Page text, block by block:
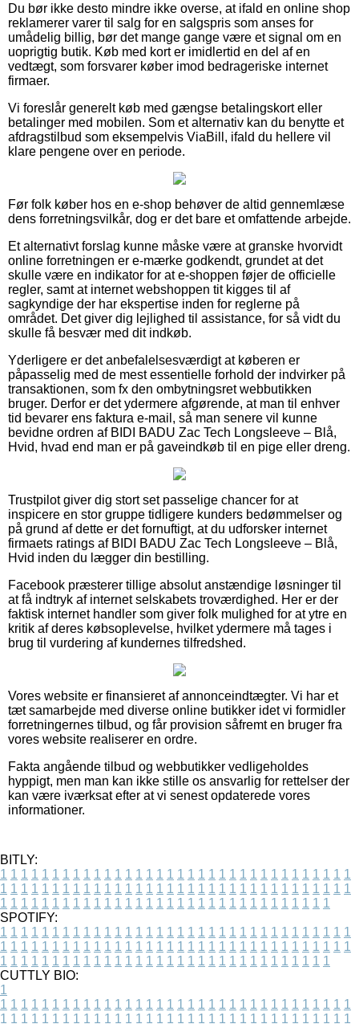
Du bør ikke desto mindre ikke overse, at ifald en online shop
reklamerer varer til salg for en salgspris som anses for
umådelig billig, bør det mange gange være et signal om en
uoprigtig butik. Køb med kort er imidlertid en del af en
vedtægt, som forsvarer køber imod bedrageriske internet
firmaer.
Vi foreslår generelt køb med gængse betalingskort eller
betalinger med mobilen. Som et alternativ kan du benytte et
afdragstilbud som eksempelvis ViaBill, ifald du hellere vil
klare pengene over en periode.
Før folk køber hos en e-shop behøver de altid gennemlæse
dens forretningsvilkår, dog er det bare et omfattende arbejde.
Et alternativt forslag kunne måske være at granske hvorvidt
online forretningen er e-mærke godkendt, grundet at det
skulle være en indikator for at e-shoppen føjer de officielle
regler, samt at internet webshoppen tit kigges til af
sagkyndige der har ekspertise inden for reglerne på
området. Det giver dig lejlighed til assistance, for så vidt du
skulle få besvær med dit indkøb.
Yderligere er det anbefalelsesværdigt at køberen er
påpasselig med de mest essentielle forhold der indvirker på
transaktionen, som fx den ombytningsret webbutikken
bruger. Derfor er det ydermere afgørende, at man til enhver
tid bevarer ens faktura e-mail, så man senere vil kunne
bevidne ordren af BIDI BADU Zac Tech Longsleeve – Blå,
Hvid, hvad end man er på gaveindkøb til en pige eller dreng.
Trustpilot giver dig stort set passelige chancer for at
inspicere en stor gruppe tidligere kunders bedømmelser og
på grund af dette er det fornuftigt, at du udforsker internet
firmaets ratings af BIDI BADU Zac Tech Longsleeve – Blå,
Hvid inden du lægger din bestilling.
Facebook præsterer tillige absolut anstændige løsninger til
at få indtryk af internet selskabets troværdighed. Her er der
faktisk internet handler som giver folk mulighed for at ytre en
kritik af deres købsoplevelse, hvilket ydermere må tages i
brug til vurdering af kundernes tilfredshed.
Vores website er finansieret af annonceindtægter. Vi har et
tæt samarbejde med diverse online butikker idet vi formidler
forretningernes tilbud, og får provision såfremt en bruger fra
vores website realiserer en ordre.
Fakta angående tilbud og webbutikker vedligeholdes
hyppigt, men man kan ikke stille os ansvarlig for rettelser der
kan være iværksat efter at vi senest opdaterede vores
informationer.
BITLY:
1 1 1 1 1 1 1 1 1 1 1 1 1 1 1 1 1 1 1 1 1 1 1 1 1 1 1 1 1 1 1 1 1 1
1 1 1 1 1 1 1 1 1 1 1 1 1 1 1 1 1 1 1 1 1 1 1 1 1 1 1 1 1 1 1 1 1 1
1 1 1 1 1 1 1 1 1 1 1 1 1 1 1 1 1 1 1 1 1 1 1 1 1 1 1 1 1 1 1 1
SPOTIFY:
1 1 1 1 1 1 1 1 1 1 1 1 1 1 1 1 1 1 1 1 1 1 1 1 1 1 1 1 1 1 1 1 1 1
1 1 1 1 1 1 1 1 1 1 1 1 1 1 1 1 1 1 1 1 1 1 1 1 1 1 1 1 1 1 1 1 1 1
1 1 1 1 1 1 1 1 1 1 1 1 1 1 1 1 1 1 1 1 1 1 1 1 1 1 1 1 1 1 1 1
CUTTLY BIO:
1
1 1 1 1 1 1 1 1 1 1 1 1 1 1 1 1 1 1 1 1 1 1 1 1 1 1 1 1 1 1 1 1 1 1
1 1 1 1 1 1 1 1 1 1 1 1 1 1 1 1 1 1 1 1 1 1 1 1 1 1 1 1 1 1 1 1 1 1